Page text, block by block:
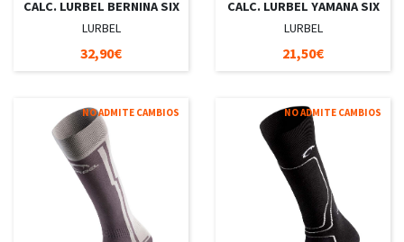
CALC. LURBEL BERNINA SIX
LURBEL
32,90€
CALC. LURBEL YAMANA SIX
LURBEL
21,50€
NO ADMITE CAMBIOS NO ADMITE CAMBIOS